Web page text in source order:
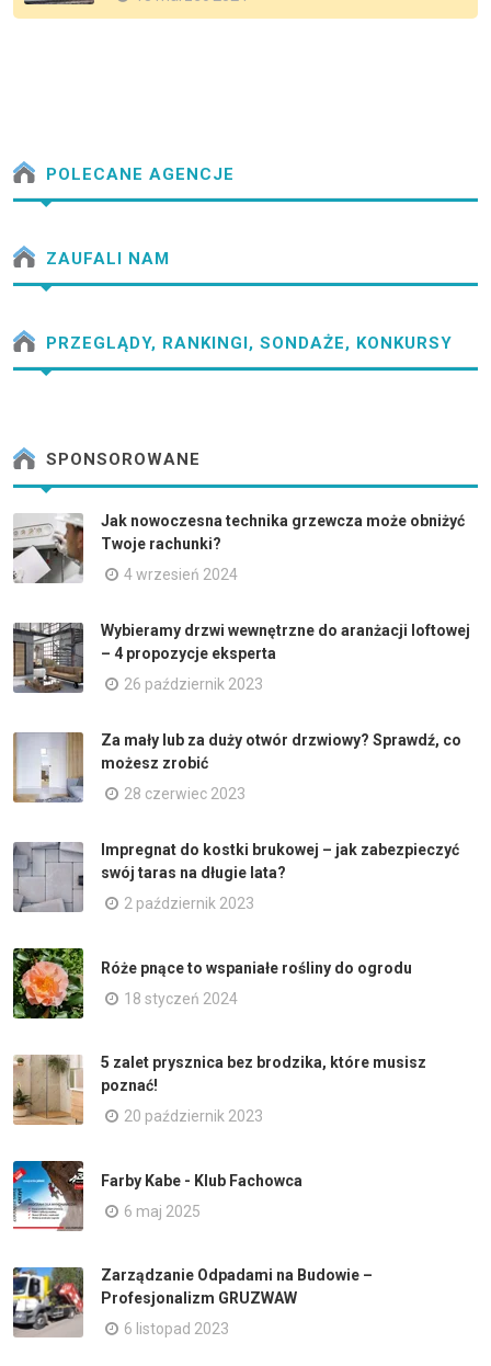
POLECANE AGENCJE
ZAUFALI NAM
PRZEGLĄDY, RANKINGI, SONDAŻE, KONKURSY
SPONSOROWANE
Jak nowoczesna technika grzewcza może obniżyć
Twoje rachunki?
4 wrzesień 2024
Wybieramy drzwi wewnętrzne do aranżacji loftowej
– 4 propozycje eksperta
26 październik 2023
Za mały lub za duży otwór drzwiowy? Sprawdź, co
możesz zrobić
28 czerwiec 2023
Impregnat do kostki brukowej – jak zabezpieczyć
swój taras na długie lata?
2 październik 2023
Róże pnące to wspaniałe rośliny do ogrodu
18 styczeń 2024
5 zalet prysznica bez brodzika, które musisz
poznać!
20 październik 2023
Farby Kabe - Klub Fachowca
6 maj 2025
Zarządzanie Odpadami na Budowie –
Profesjonalizm GRUZWAW
6 listopad 2023